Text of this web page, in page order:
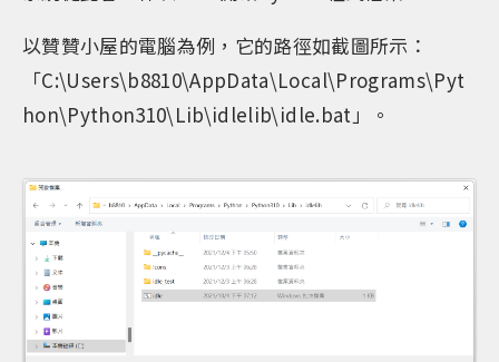
以贊贊小屋的電腦為例，它的路徑如截圖所示：
「C:\Users\b8810\AppData\Local\Programs\Pyt
hon\Python310\Lib\idlelib\idle.bat」。